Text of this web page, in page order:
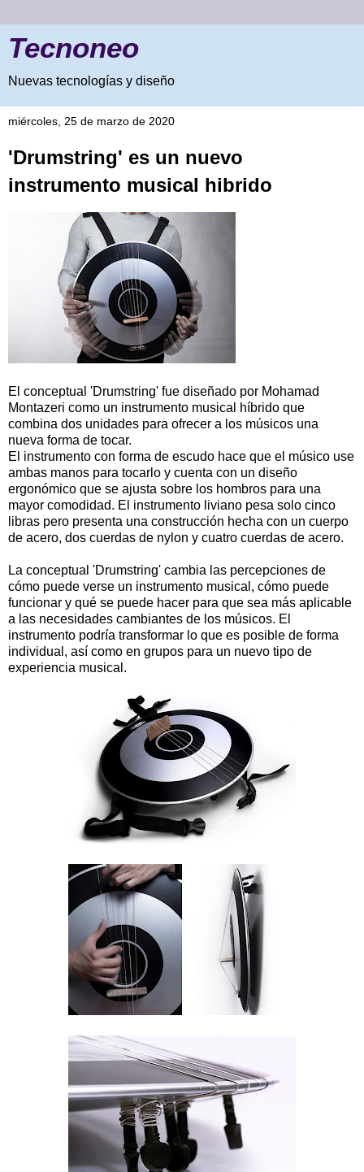
Tecnoneo
Nuevas tecnologías y diseño
miércoles, 25 de marzo de 2020
'Drumstring' es un nuevo
instrumento musical hibrido
El conceptual 'Drumstring' fue diseñado por Mohamad
Montazeri como un instrumento musical híbrido que
combina dos unidades para ofrecer a los músicos una
nueva forma de tocar.
El instrumento con forma de escudo hace que el músico use
ambas manos para tocarlo y cuenta con un diseño
ergonómico que se ajusta sobre los hombros para una
mayor comodidad. El instrumento liviano pesa solo cinco
libras pero presenta una construcción hecha con un cuerpo
de acero, dos cuerdas de nylon y cuatro cuerdas de acero.
La conceptual 'Drumstring' cambia las percepciones de
cómo puede verse un instrumento musical, cómo puede
funcionar y qué se puede hacer para que sea más aplicable
a las necesidades cambiantes de los músicos. El
instrumento podría transformar lo que es posible de forma
individual, así como en grupos para un nuevo tipo de
experiencia musical.